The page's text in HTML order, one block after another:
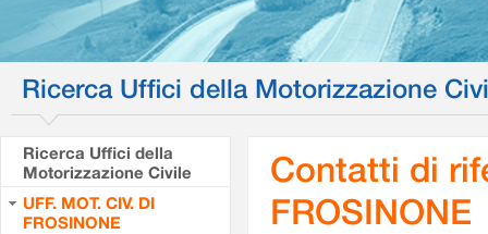
Ricerca Uffici della Motorizzazione
Ricerca Uffici della
Motorizzazione Civile
UFF. MOT. CIV. DI
FROSINONE
Contatti di
FROSINONE